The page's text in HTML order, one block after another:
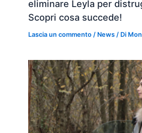
eliminare Leyla per
Scopri cosa succede!
Lascia un commento / News / Di